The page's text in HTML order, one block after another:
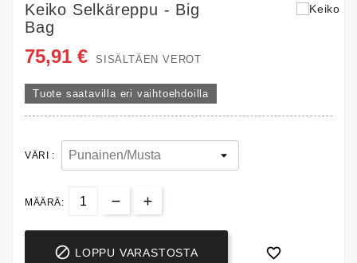
Keiko Selkäreppu - Big
Bag
75,91 € SISÄLTÄEN VEROT
Tuote saatavilla eri vaihtoehdoilla
VÄRI :
MÄÄRÄ:
 LOPPU VARASTOSTA 